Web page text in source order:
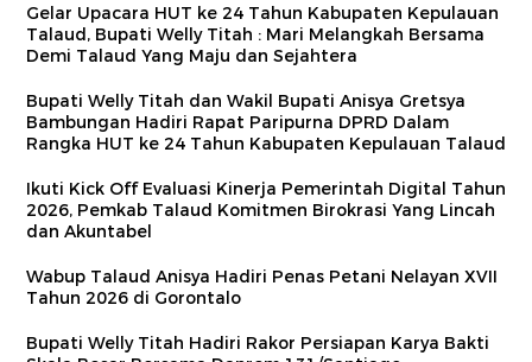
Gelar Upacara HUT ke 24 Tahun Kabupaten Kepulauan
Talaud, Bupati Welly Titah : Mari Melangkah Bersama
Demi Talaud Yang Maju dan Sejahtera
Bupati Welly Titah dan Wakil Bupati Anisya Gretsya
Bambungan Hadiri Rapat Paripurna DPRD Dalam
Rangka HUT ke 24 Tahun Kabupaten Kepulauan Talaud
Ikuti Kick Off Evaluasi Kinerja Pemerintah Digital Tahun
2026, Pemkab Talaud Komitmen Birokrasi Yang Lincah
dan Akuntabel
Wabup Talaud Anisya Hadiri Penas Petani Nelayan XVII
Tahun 2026 di Gorontalo
Bupati Welly Titah Hadiri Rakor Persiapan Karya Bakti